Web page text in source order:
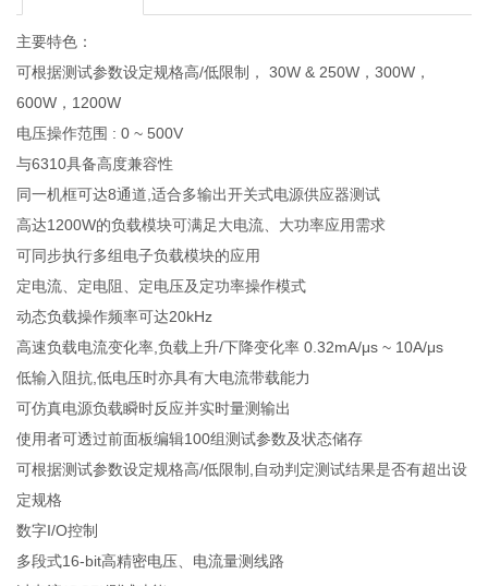
主要特色：
可根据测试参数设定规格高/低限制， 30W & 250W，300W，
600W，1200W
电压操作范围 : 0 ~ 500V
与6310具备高度兼容性
同一机框可达8通道,适合多输出开关式电源供应器测试
高达1200W的负载模块可满足大电流、大功率应用需求
可同步执行多组电子负载模块的应用
定电流、定电阻、定电压及定功率操作模式
动态负载操作频率可达20kHz
高速负载电流变化率,负载上升/下降变化率 0.32mA/μs ~ 10A/μs
低输入阻抗,低电压时亦具有大电流带载能力
可仿真电源负载瞬时反应并实时量测输出
使用者可透过前面板编辑100组测试参数及状态储存
可根据测试参数设定规格高/低限制,自动判定测试结果是否有超出设
定规格
数字I/O控制
多段式16-bit高精密电压、电流量测线路